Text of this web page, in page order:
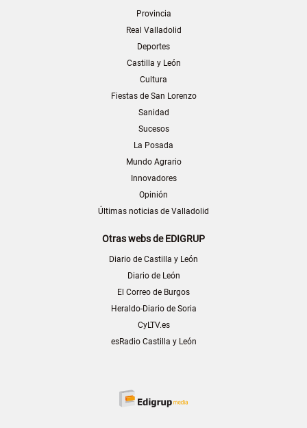
Provincia
Real Valladolid
Deportes
Castilla y León
Cultura
Fiestas de San Lorenzo
Sanidad
Sucesos
La Posada
Mundo Agrario
Innovadores
Opinión
Últimas noticias de Valladolid
Otras webs de EDIGRUP
Diario de Castilla y León
Diario de León
El Correo de Burgos
Heraldo-Diario de Soria
CyLTV.es
esRadio Castilla y León